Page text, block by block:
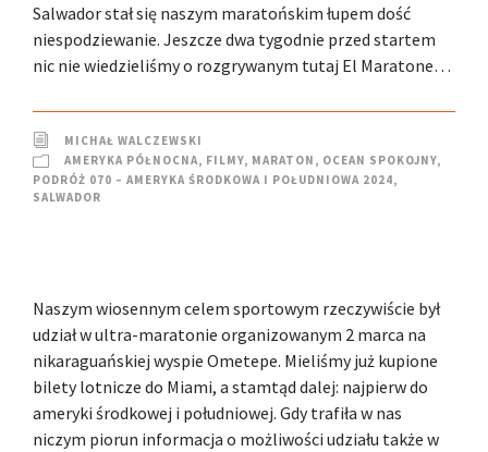
Salwador stał się naszym maratońskim łupem dość
niespodziewanie. Jeszcze dwa tygodnie przed startem
nic nie wiedzieliśmy o rozgrywanym tutaj El Maratone…
MICHAŁ WALCZEWSKI
AMERYKA PÓŁNOCNA, FILMY, MARATON , OCEAN SPOKOJNY,
PODRÓŻ 070 – AMERYKA ŚRODKOWA I POŁUDNIOWA 2024,
SALWADOR
Naszym wiosennym celem sportowym rzeczywiście był
udział w ultra-maratonie organizowanym 2 marca na
nikaraguańskiej wyspie Ometepe. Mieliśmy już kupione
bilety lotnicze do Miami, a stamtąd dalej: najpierw do
ameryki środkowej i południowej. Gdy trafiła w nas
niczym piorun informacja o możliwości udziału także w